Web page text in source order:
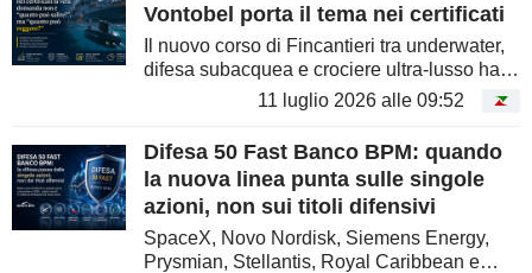
Vontobel porta il tema nei certificati
Il nuovo corso di Fincantieri tra underwater,
difesa subacquea e crociere ultra-lusso ha
riacceso l'interesse del mercato sul titolo. Ma
per gli investitori in certificati la domanda
non è soltanto...
11 luglio 2026 alle 09:52
Difesa 50 Fast Banco BPM: quando
la nuova linea punta sulle singole
azioni, non sui titoli difensivi
SpaceX, Novo Nordisk, Siemens Energy,
Prysmian, Stellantis, Royal Caribbean e